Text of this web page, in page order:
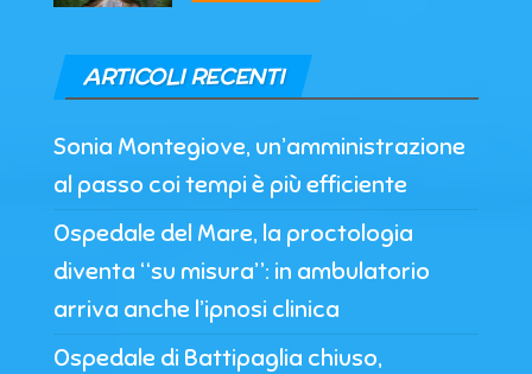
ARTICOLI RECENTI
Sonia Montegiove, un’amministrazione
al passo coi tempi è più efficiente
Ospedale del Mare, la proctologia
diventa “su misura”: in ambulatorio
arriva anche l’ipnosi clinica
Ospedale di Battipaglia chiuso,